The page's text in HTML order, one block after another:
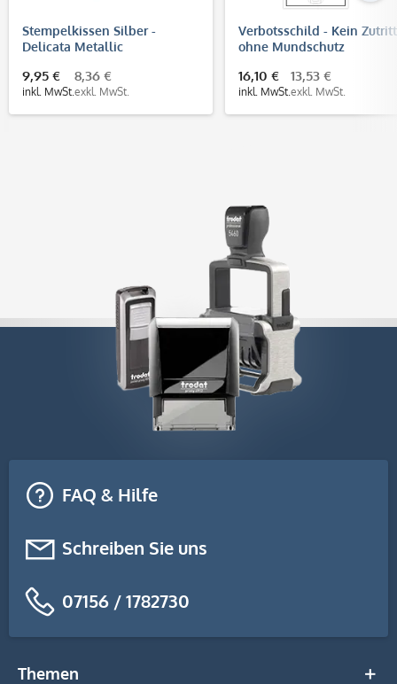
Stempelkissen Silber -
Delicata Metallic
9,95 €
inkl. MwSt.
8,36 €
exkl. MwSt.
Verbotsschild - Kein Zutritt
ohne Mundschutz
16,10 €
inkl. MwSt.
13,53 €
exkl. MwSt.
FAQ & Hilfe
Schreiben Sie uns
07156 / 1782730
Themen